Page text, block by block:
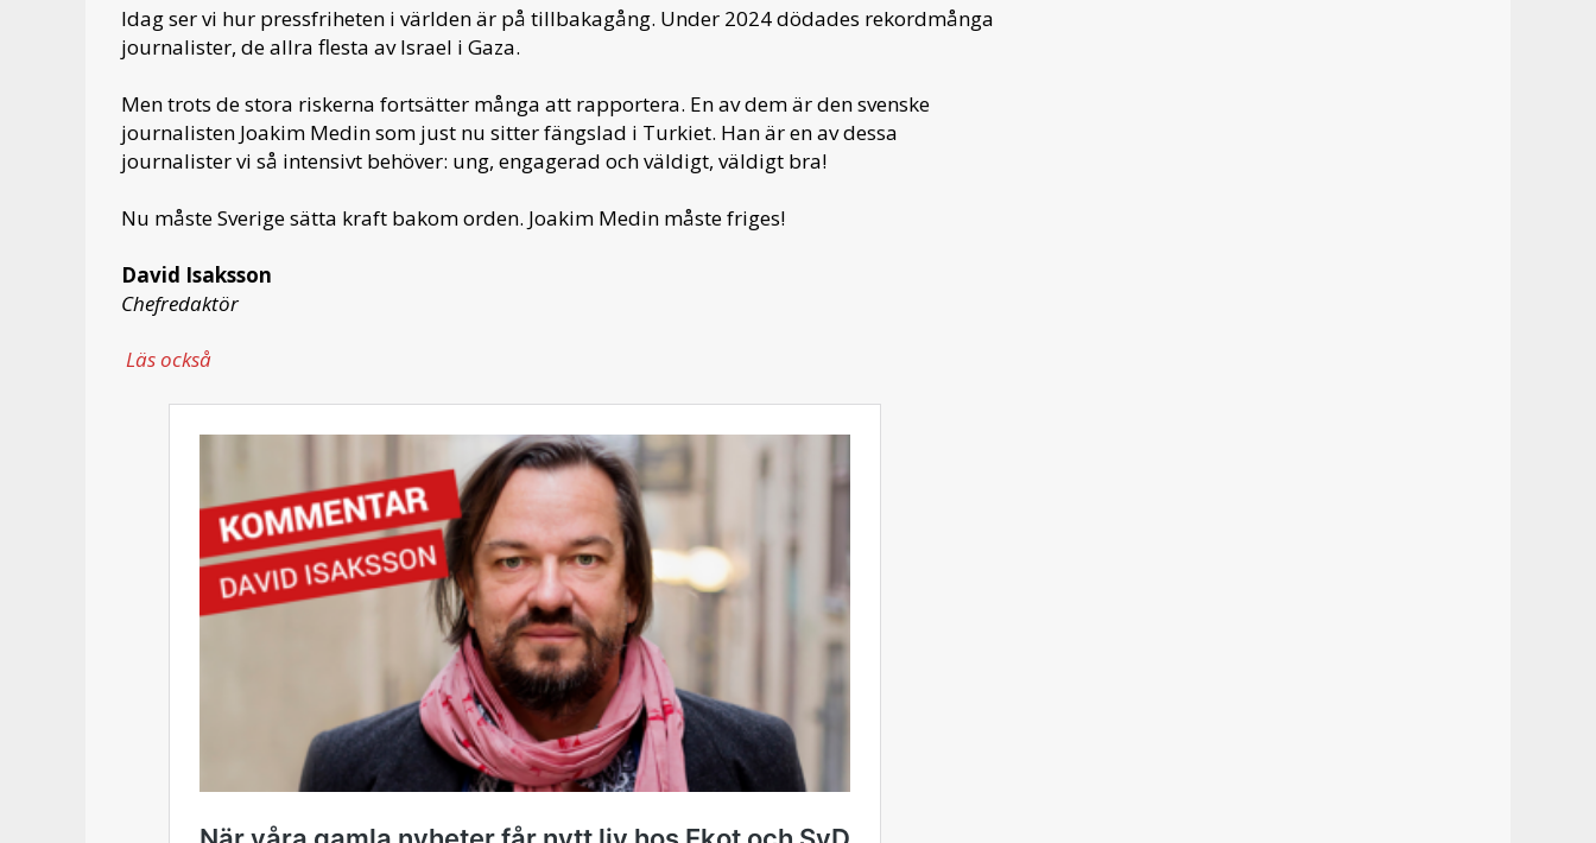
Idag ser vi hur pressfriheten i världen är på tillbakagång. Under 2024 dödades rekordmånga
journalister, de allra flesta av Israel i Gaza.
Men trots de stora riskerna fortsätter många att rapportera. En av dem är den svenske
journalisten Joakim Medin som just nu sitter fängslad i Turkiet. Han är en av dessa
journalister vi så intensivt behöver: ung, engagerad och väldigt, väldigt bra!
Nu måste Sverige sätta kraft bakom orden. Joakim Medin måste friges!
David Isaksson
Chefredaktör
Läs också